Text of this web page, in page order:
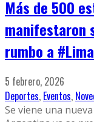
Más de 500
manifestaron
rumbo a
5 febrero, 2026
Deportes, Eventos,
Se viene una